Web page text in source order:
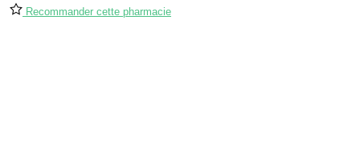
Recommander cette pharmacie